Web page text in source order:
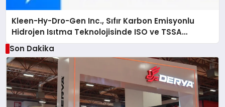
Kleen-Hy-Dro-Gen Inc., Sıfır Karbon Emisyonlu
Hidrojen Isıtma Teknolojisinde ISO ve TSSA
Düzenleyici Onaylarını Aldı
Son Dakika